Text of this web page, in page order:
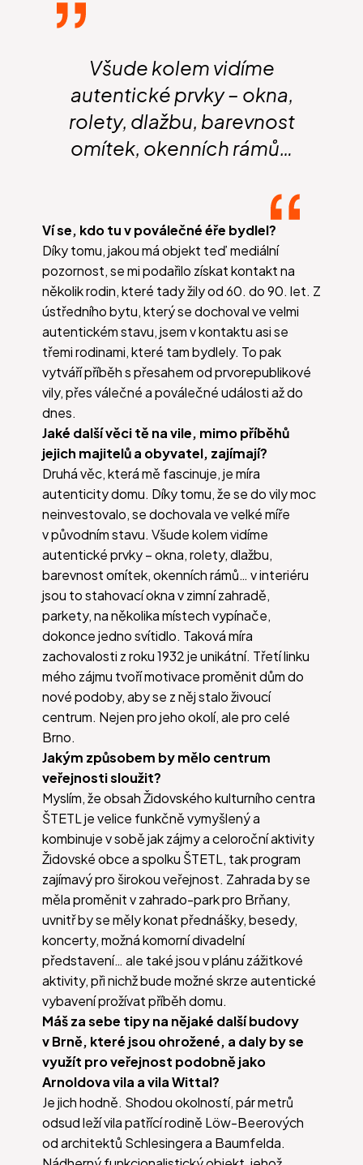
Všude kolem vidíme
autentické prvky – okna,
rolety, dlažbu, barevnost
omítek, okenních rámů…
Ví se, kdo tu v poválečné éře bydlel?
Díky tomu, jakou má objekt teď mediální
pozornost, se mi podařilo získat kontakt na
několik rodin, které tady žily od 60. do 90. let. Z
ústředního bytu, který se dochoval ve velmi
autentickém stavu, jsem v kontaktu asi se
třemi rodinami, které tam bydlely. To pak
vytváří příběh s přesahem od prvorepublikové
vily, přes válečné a poválečné události až do
dnes.
Jaké další věci tě na vile, mimo příběhů
jejich majitelů a obyvatel, zajímají?
Druhá věc, která mě fascinuje, je míra
autenticity domu. Díky tomu, že se do vily moc
neinvestovalo, se dochovala ve velké míře
v původním stavu. Všude kolem vidíme
autentické prvky – okna, rolety, dlažbu,
barevnost omítek, okenních rámů… v interiéru
jsou to stahovací okna v zimní zahradě,
parkety, na několika místech vypínače,
dokonce jedno svítidlo. Taková míra
zachovalosti z roku 1932 je unikátní. Třetí linku
mého zájmu tvoří motivace proměnit dům do
nové podoby, aby se z něj stalo živoucí
centrum. Nejen pro jeho okolí, ale pro celé
Brno.
Jakým způsobem by mělo centrum
veřejnosti sloužit?
Myslím, že obsah Židovského kulturního centra
ŠTETL je velice funkčně vymyšlený a
kombinuje v sobě jak zájmy a celoroční aktivity
Židovské obce a spolku ŠTETL, tak program
zajímavý pro širokou veřejnost. Zahrada by se
měla proměnit v zahrado-park pro Brňany,
uvnitř by se měly konat přednášky, besedy,
koncerty, možná komorní divadelní
představení… ale také jsou v plánu zážitkové
aktivity, při nichž bude možné skrze autentické
vybavení prožívat příběh domu.
Máš za sebe tipy na nějaké další budovy
v Brně, které jsou ohrožené, a daly by se
využít pro veřejnost podobně jako
Arnoldova vila a vila Wittal?
Je jich hodně. Shodou okolností, pár metrů
odsud leží vila patřící rodině Löw-Beerových
od architektů Schlesingera a Baumfelda.